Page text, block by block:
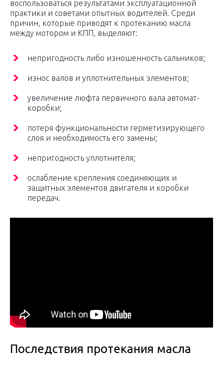
воспользоваться результатами эксплуатационной
практики и советами опытных водителей. Среди
причин, которые приводят к протеканию масла
между мотором и КПП, выделяют:
непригодность либо изношенность сальников;
износ валов и уплотнительных элементов;
увеличение люфта первичного вала автомат-
коробки;
потеря функциональности герметизирующего
слоя и необходимость его замены;
непригодность уплотнителя;
ослабление крепления соединяющих и
защитных элементов двигателя и коробки
передач.
Последствия протекания масла